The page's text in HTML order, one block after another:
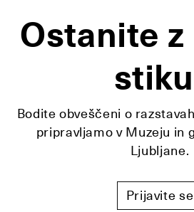
Ostanite z
Bodite obveščeni o
pripravljamo v Muzeju in
Ljubljane.
Prijavite se